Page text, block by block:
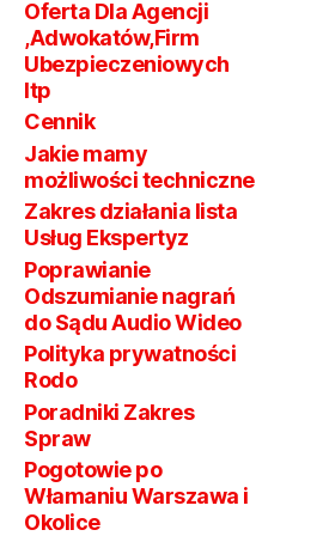
Oferta Dla Agencji
,Adwokatów,Firm
Ubezpieczeniowych
Itp
Cennik
Jakie mamy
możliwości techniczne
Zakres działania lista
Usług Ekspertyz
Poprawianie
Odszumianie nagrań
do Sądu Audio Wideo
Polityka prywatności
Rodo
Poradniki Zakres
Spraw
Pogotowie po
Włamaniu Warszawa i
Okolice